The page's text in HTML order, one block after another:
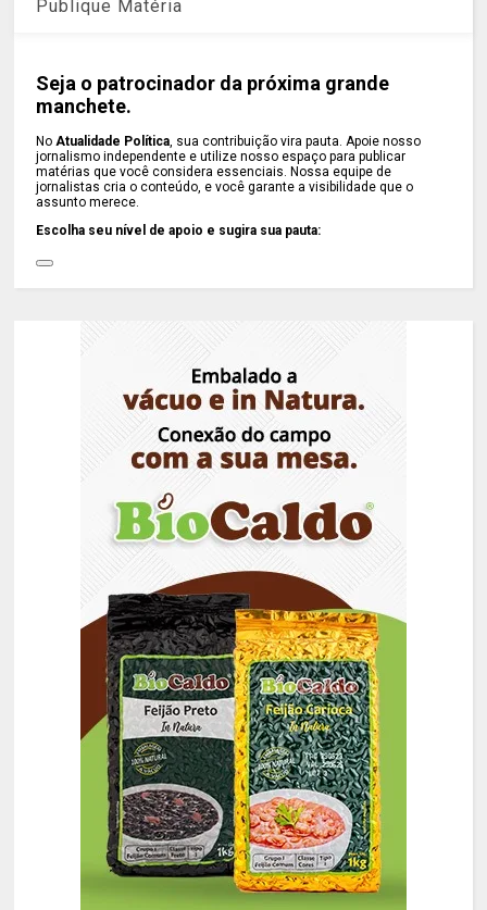
Publique Matéria
Seja o patrocinador da próxima grande
manchete.
NoAtualidade Política, sua contribuição vira pauta. Apoie nosso
jornalismo independente e utilize nosso espaço para publicar
matérias que você considera essenciais. Nossa equipe de
jornalistas cria o conteúdo, e você garante a visibilidade que o
assunto merece.
Escolha seu nível de apoio e sugira sua pauta: